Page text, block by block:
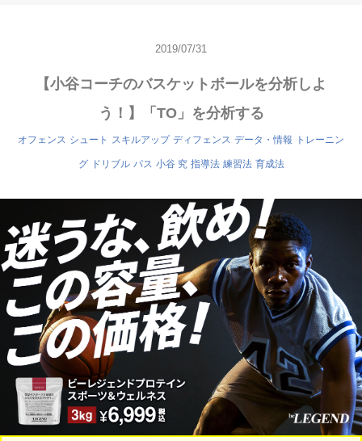
2019/07/31
【小谷コーチのバスケットボールを分析しよ
う！】「TO」を分析する
オフェンス シュート スキルアップ ディフェンス データ・情報 トレーニン
グ ドリブル パス 小谷 究 指導法 練習法 育成法